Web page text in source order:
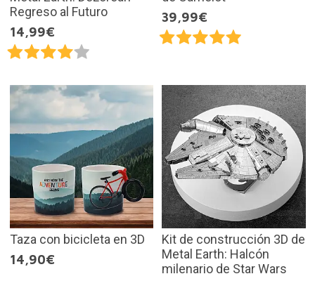
Regreso al Futuro
14,99€
39,99€
Taza con bicicleta en 3D
14,90€
Kit de construcción 3D de
Metal Earth: Halcón
milenario de Star Wars